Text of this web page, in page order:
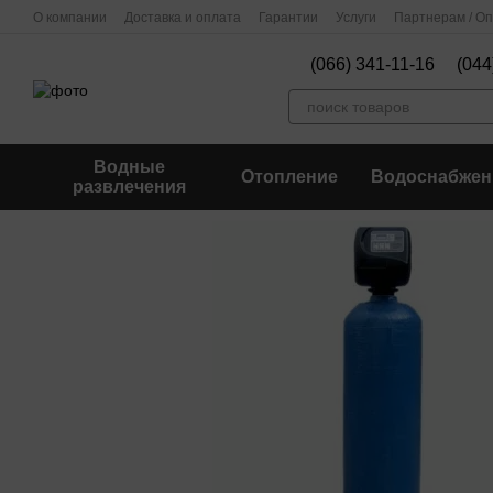
Перейти к основному контенту
О компании Доставка и оплата Гарантии Услуги Партнерам /
(066) 341-11-16
Водные
развлечения
Отопление